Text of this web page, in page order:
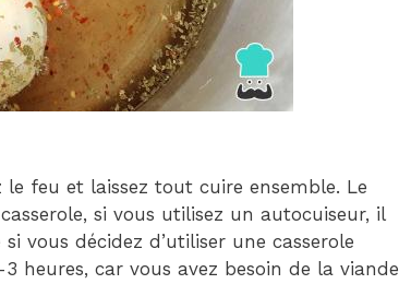
le feu et laissez tout cuire ensemble. Le
si vous utilisez un autocuiseur, il
vous décidez d’utiliser une casserole
heures, car vous avez besoin de la viande